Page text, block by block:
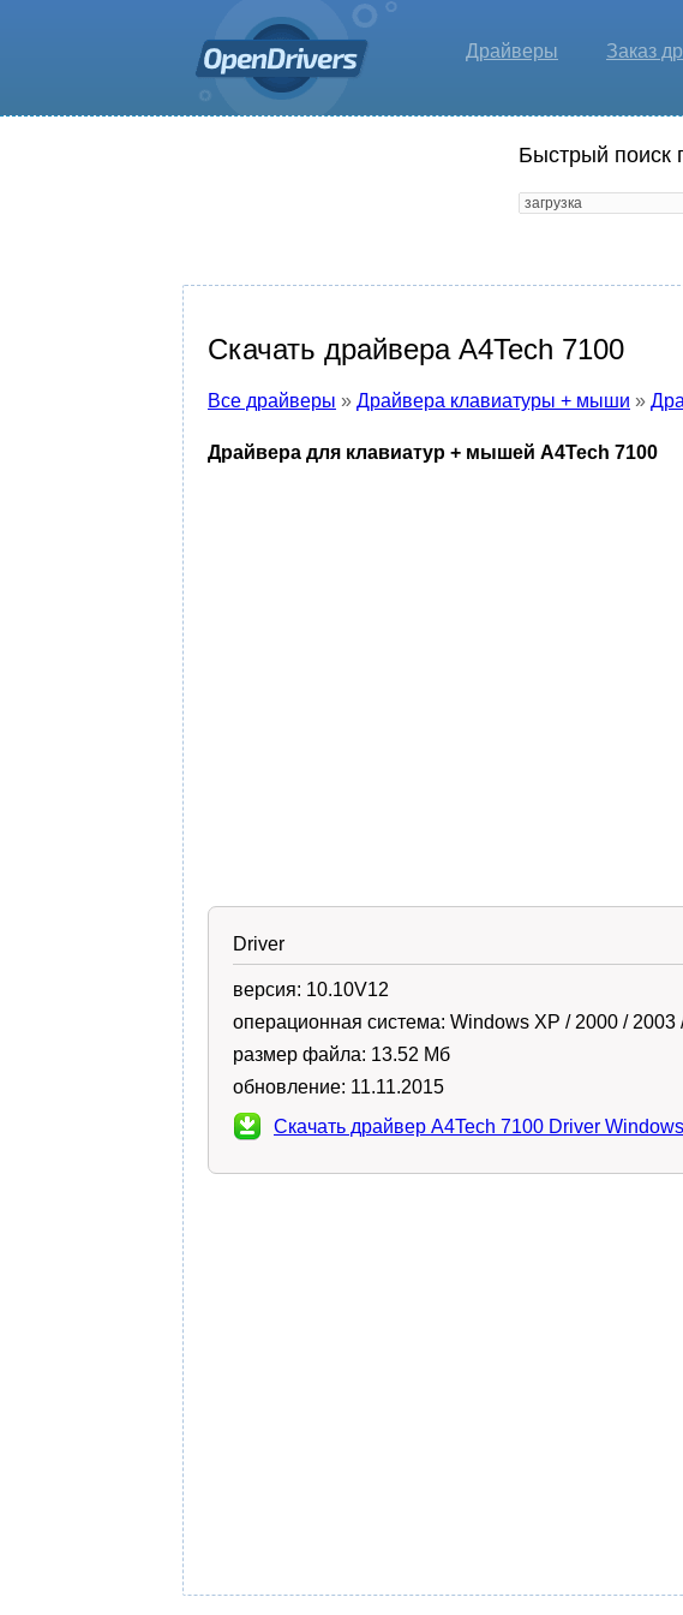
Драйверы Заказ
Быстрый поиск
Скачать драйвера A4Tech 7100
Все драйверы » Драйвера клавиатуры + мыши »
Драйвера для клавиатур + мышей A4Tech 7100
Driver
версия: 10.10V12
операционная система: Windows XP / 2000 / 2003
размер файла: 13.52 Мб
обновление: 11.11.2015
Скачать драйвер A4Tech 7100 Driver